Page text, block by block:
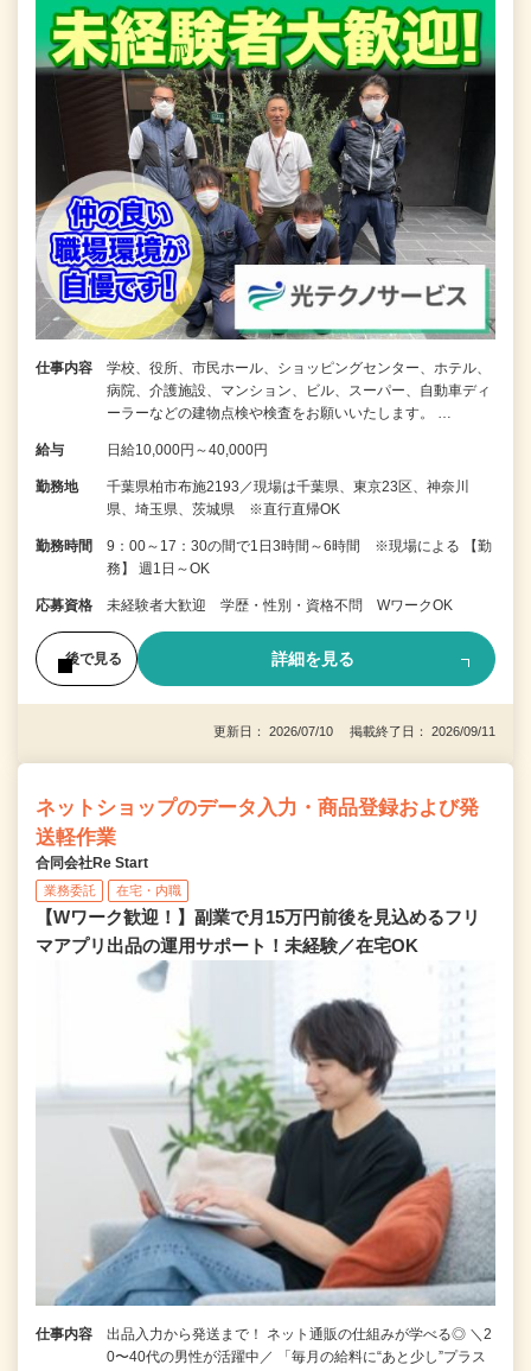
仕事内容
学校、役所、市民ホール、ショッピングセンター、ホテル、
病院、介護施設、マンション、ビル、スーパー、自動車ディ
ーラーなどの建物点検や検査をお願いいたします。 …
給与 日給10,000円～40,000円
勤務地
千葉県柏市布施2193／現場は千葉県、東京23区、神奈川
県、埼玉県、茨城県 ※直行直帰OK
勤務時間
9：00～17：30の間で1日3時間～6時間 ※現場による 【勤
務】 週1日～OK
応募資格 未経験者大歓迎 学歴・性別・資格不問 WワークOK
後で見る 詳細を見る
更新日： 2026/07/10 掲載終了日： 2026/09/11
ネットショップのデータ入力・商品登録および発
送軽作業
合同会社Re Start
業務委託 在宅・内職
【Wワーク歓迎！】副業で月15万円前後を見込めるフリ
マアプリ出品の運用サポート！未経験／在宅OK
仕事内容
出品入力から発送まで！ ネット通販の仕組みが学べる◎ ＼2
0〜40代の男性が活躍中／ 「毎月の給料に“あと少し”プラス